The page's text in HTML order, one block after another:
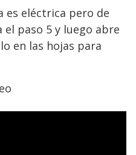
es eléctrica pero de
paso 5 y luego abre
en las hojas para